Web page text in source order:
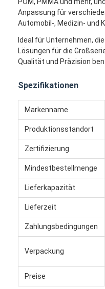
Haus
Produkte
Videos
Über uns
Treten Sie mit uns in
Anpassung für
Automobil-, Medizin- und
Ideal für Unternehmen,
Lösungen für die
Qualität und Präzision
Spezifikationen
Markenname
Produktionsstandort
Zertifizierung
Mindestbestellmenge
Lieferkapazität
Lieferzeit
Zahlungsbedingungen
Verpackung
Preise